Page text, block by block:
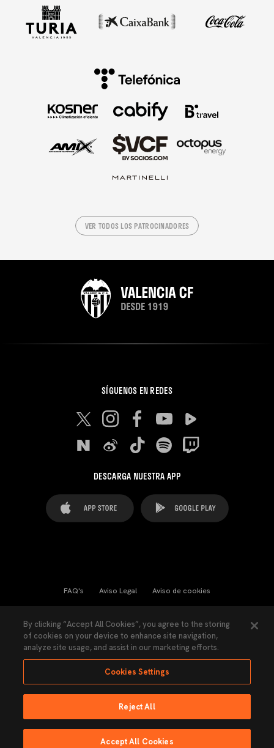
VER TODOS LOS PATROCINADORES
SÍGUENOS EN REDES
DESCARGA NUESTRA APP
FAQ's Aviso Legal Aviso de cookies
Ley Transparencia Política de Privacidad
Accesibilidad
Ninguna parte de esta página puede ser reproducida sin el permiso del Valencia
By clicking “Accept All Cookies”, you agree to the storing
of cookies on your device to enhance site navigation,
analyze site usage, and assist in our marketing efforts.
Cookies Settings
Reject All
Accept All Cookies